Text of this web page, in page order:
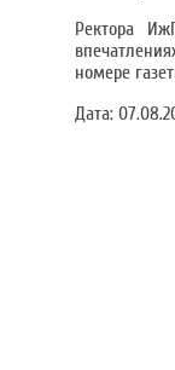
Ректора
номере
Дата: